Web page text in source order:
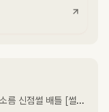
“제 뒤에 돌아가신 엄마가 있다고요..?” 역대급 소름 신점썰 배틀 [썰크크 3회]